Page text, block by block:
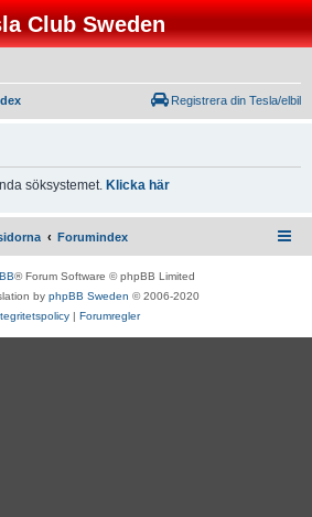
Club Sweden
Registrera din Tesla/elbil
söksystemet. Klicka här
Forumindex
® Forum Software © phpBB Limited
by phpBB Sweden © 2006-2020
| Forumregler